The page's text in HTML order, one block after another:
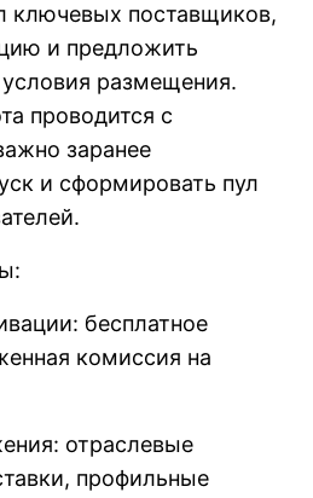
ключевых поставщиков,
и предложить
размещения.
проводится с
заранее
и сформировать пул
бесплатное
комиссия на
отраслевые
профильные